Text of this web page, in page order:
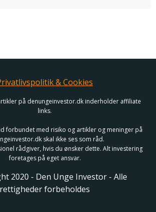
& Cookies
på denungeinvestor.dk inderholder affiliate
links.
forbundet med risiko og artikler og meninger på
skal ikke ses som råd.
rådgiver, hvis du ønsker dette. Alt investering
foretages på eget ansvar.
2020 - Den Unge Investor - Alle
rettigheder forbeholdes